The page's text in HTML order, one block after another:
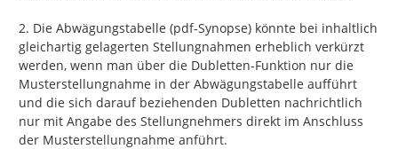
2. Die Abwägungstabelle (pdf-Synopse) könnte bei inhaltlich
gleichartig gelagerten Stellungnahmen erheblich verkürzt
werden, wenn man über die Dubletten-Funktion nur die
Musterstellungnahme in der Abwägungstabelle aufführt
und die sich darauf beziehenden Dubletten nachrichtlich
nur mit Angabe des Stellungnehmers direkt im Anschluss
der Musterstellungnahme anführt.